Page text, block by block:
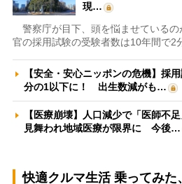
現…
警察庁が目下、頭を悩ませているの
官の採用試験の受験者数は10年間で2
【安全・安心ニッポンの危機】採
分の1以下に！ 出生数減がも…
【医療崩壊】人口減少で「医師不
見舞われ地域医療が限界に 今後…
快適クルマ生活 乗ってみた